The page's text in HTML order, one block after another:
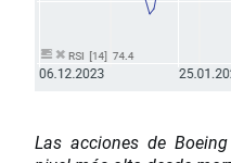
Las acciones de